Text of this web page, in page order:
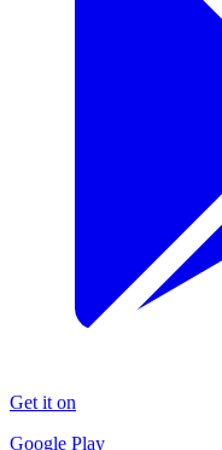
Get it on
Google Play